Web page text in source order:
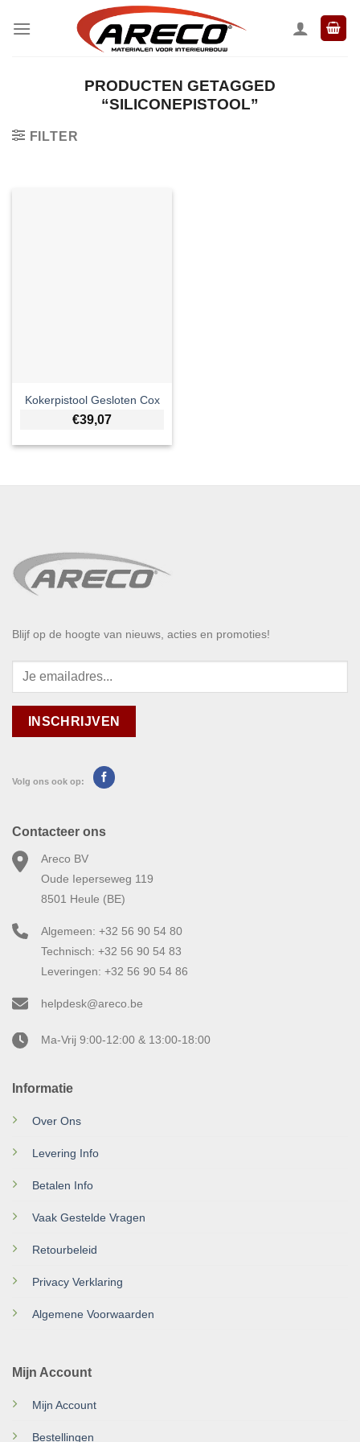
naar
PRODUCTEN GETAGGED
“SILICONEPISTOOL”
FILTER
Kokerpistool Gesloten Cox
€39,07
Blijf op de hoogte van nieuws, acties en promoties!
Volg ons ook op:
Informatie
Over Ons
Levering Info
Betalen Info
Vaak Gestelde Vragen
Retourbeleid
Privacy Verklaring
Algemene Voorwaarden
Mijn Account
Mijn Account
Bestellingen
Contacteer ons
Areco BV
Oude Ieperseweg 119
8501 Heule (BE)
Algemeen: +32 56 90 54 80
Technisch: +32 56 90 54 83
Leveringen: +32 56 90 54 86
helpdesk@areco.be
Ma-Vrij 9:00-12:00 & 13:00-18:00